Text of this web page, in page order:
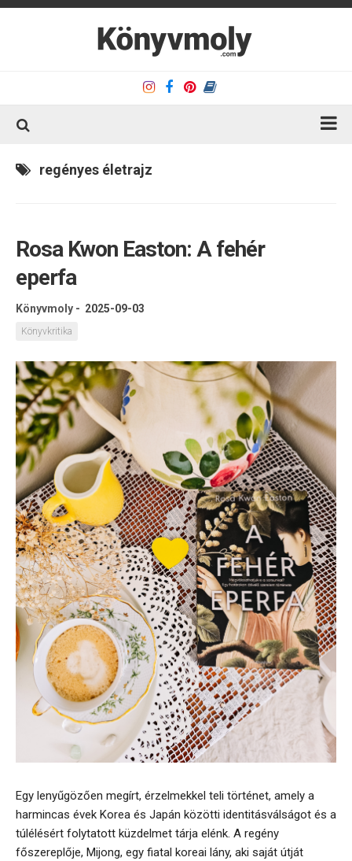
Kapcsolat
Olvasó sarok
Könyveim
Rólam
regényes életrajz
Rosa Kwon Easton: A fehér
eperfa
Könyvmoly - 2025-09-03
Könyvkritika
Egy lenyűgözően megírt, érzelmekkel teli történet, amely a
harmincas évek Korea és Japán közötti identitásválságot és a
túlélésért folytatott küzdelmet tárja elénk. A regény
főszereplője, Mijong, egy fiatal koreai lány, aki saját útját